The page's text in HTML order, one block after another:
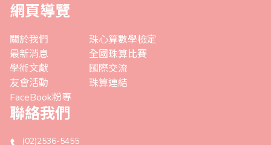
網頁導覽
關於我們
最新消息
學術文獻
友會活動
FaceBook粉專
珠心算數學檢定
全國珠算比賽
國際交流
珠算連結
聯絡我們
(02)2536-5455